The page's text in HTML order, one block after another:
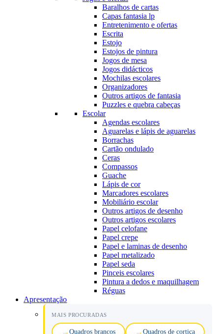
Baralhos de cartas
Capas fantasia lp
Entretenimento e ofertas
Escrita
Estojo
Estojos de pintura
Jogos de mesa
Jogos didácticos
Mochilas escolares
Organizadores
Outros artigos de fantasia
Puzzles e quebra cabeças
Escolar
Agendas escolares
Aguarelas e lápis de aguarelas
Borrachas
Cartão ondulado
Ceras
Compassos
Guache
Lápis de cor
Marcadores escolares
Mobiliário escolar
Outros artigos de desenho
Outros artigos escolares
Papel celofane
Papel crepe
Papel e laminas de desenho
Papel metalizado
Papel seda
Pinceis escolares
Pintura a dedos e maquilhagem
Réguas
Apresentação
MAIS PROCURADAS
Quadros brancos Quadros de cortiça